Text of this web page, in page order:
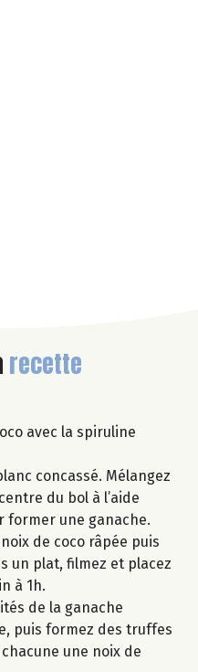
recette
avec la spiruline
concassé. Mélangez
du bol à l’aide
former une ganache.
de coco râpée puis
un plat, filmez et placez
à 1h.
de la ganache
puis formez des truffes
une noix de